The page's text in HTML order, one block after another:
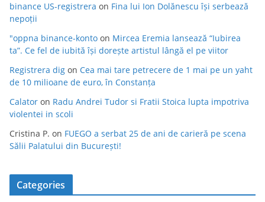
binance US-registrera on Fina lui Ion Dolănescu își serbează
nepoții
"oppna binance-konto on Mircea Eremia lansează “Iubirea
ta”. Ce fel de iubită își dorește artistul lângă el pe viitor
Registrera dig on Cea mai tare petrecere de 1 mai pe un yaht
de 10 milioane de euro, în Constanța
Calator on Radu Andrei Tudor si Fratii Stoica lupta impotriva
violentei in scoli
Cristina P. on FUEGO a serbat 25 de ani de carieră pe scena
Sălii Palatului din București!
Categories